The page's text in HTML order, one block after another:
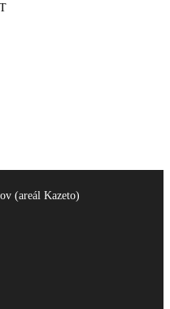
(areál Kazeto)